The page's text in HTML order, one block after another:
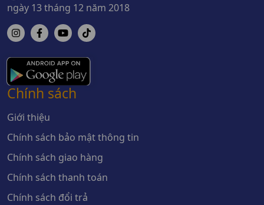
ngày 13 tháng 12 năm 2018
Chính sách
Giới thiệu
Chính sách bảo mật thông tin
Chính sách giao hàng
Chính sách thanh toán
Chính sách đổi trả